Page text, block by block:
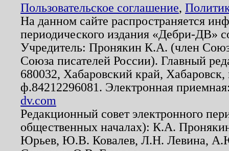
Пользовательское соглашение,
На данном сайте распространяется
периодического издания «Дебри-ДВ»
Учредитель: Пронякин К.А. (член
Союза писателей России). Главный
680032, Хабаровский край,
ф.84212296081. Электронная
dv.com
Редакционный совет электронного
общественных началах): К.А.
Юрьев, Ю.В. Ковалев, Л.Н. Левина,